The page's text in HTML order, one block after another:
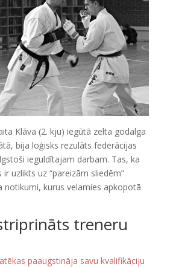
Klāva (2. kju) iegūtā zelta godalga
bija loģisks rezulāts federācijas
ieguldītajam darbam. Tas, ka
uzlikts uz “pareizām sliedēm”
notikumi, kurus velamies apkopotā
treneru
paaugstināja savu kvalifikāciju